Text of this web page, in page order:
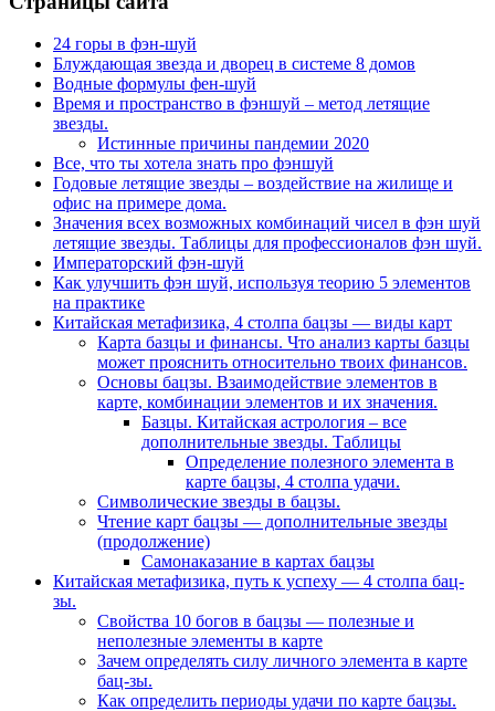
24 горы в фэн-шуй
Блуждающая звезда и дворец в системе 8 домов
Водные формулы фен-шуй
Время и пространство в фэншуй – метод летящие
звезды.
Истинные причины пандемии 2020
Все, что ты хотела знать про фэншуй
Годовые летящие звезды – воздействие на жилище и
офис на примере дома.
Значения всех возможных комбинаций чисел в фэн шуй
летящие звезды. Таблицы для профессионалов фэн шуй.
Императорский фэн-шуй
Как улучшить фэн шуй, используя теорию 5 элементов
на практике
Китайская метафизика, 4 столпа бацзы — виды карт
Карта базцы и финансы. Что анализ карты базцы
может прояснить относительно твоих финансов.
Основы бацзы. Взаимодействие элементов в
карте, комбинации элементов и их значения.
Базцы. Китайская астрология – все
дополнительные звезды. Таблицы
Определение полезного элемента в
карте бацзы, 4 столпа удачи.
Символические звезды в бацзы.
Чтение карт бацзы — дополнительные звезды
(продолжение)
Самонаказание в картах бацзы
Китайская метафизика, путь к успеху — 4 столпа бац-
зы.
Свойства 10 богов в бацзы — полезные и
неполезные элементы в карте
Зачем определять силу личного элемента в карте
бац-зы.
Как определить периоды удачи по карте бацзы.